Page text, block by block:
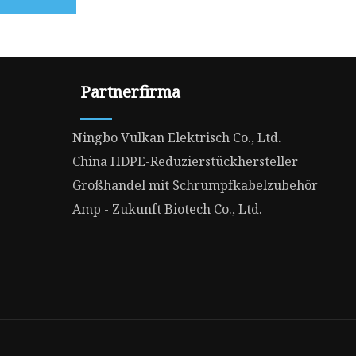
Partnerfirma
Ningbo Vulkan Elektrisch Co., Ltd.
China HDPE-Reduzierstückhersteller
Großhandel mit Schrumpfkabelzubehör
Amp - Zukunft Biotech Co., Ltd.